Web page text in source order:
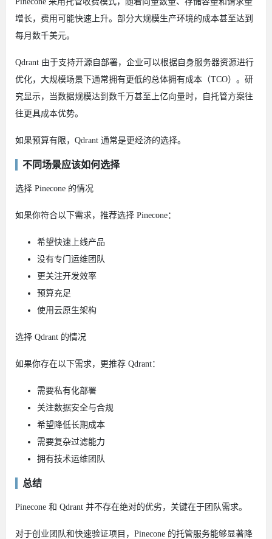
增长，费用可能快速上升。部分大规模生产环境的成本甚至达到
每月数千美元。
Qdrant 由于支持开源自部署，企业可以根据自身服务器资源进行
优化，大规模场景下通常拥有更低的总体拥有成本（TCO）。研
究显示，当数据规模达到数千万甚至上亿向量时，自托管方案往
往更具成本优势。
如果预算有限，Qdrant 通常是更经济的选择。
不同场景应该如何选择
选择 Pinecone 的情况
如果你符合以下需求，推荐选择 Pinecone：
希望快速上线产品
没有专门运维团队
更关注开发效率
预算充足
使用云原生架构
选择 Qdrant 的情况
如果你存在以下需求，更推荐 Qdrant：
需要私有化部署
关注数据安全与合规
希望降低长期成本
需要复杂过滤能力
拥有技术运维团队
总结
Pinecone 和 Qdrant 并不存在绝对的优劣，关键在于团队需求。
对于创业团队和快速验证项目，Pinecone 的托管服务能够显著降